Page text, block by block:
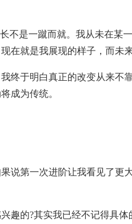
是一蹴而就。我从未在某
在就是我展现的样子，而未
于明白真正的改变从来不
成为传统。
第一次进阶让我看见了更
的?其实我已经不记得具体